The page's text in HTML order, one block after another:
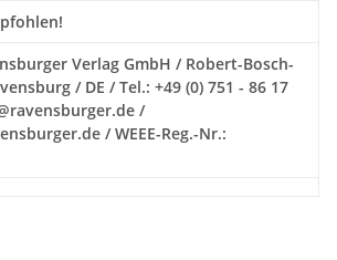
Verlag GmbH / Robert-Bosch-
/ DE / Tel.: +49 (0) 751 - 86 17
/
/ WEEE-Reg.-Nr.: